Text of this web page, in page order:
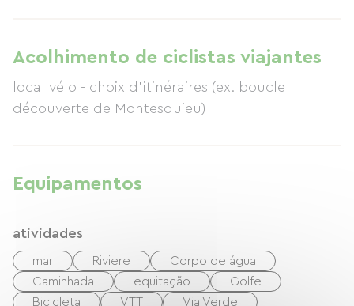
grandes vinhedos de Bordéus, a 40 minutos da
Bacia de Arcachon e do oceano, em uma
pequena vila típica da região, que antes era
uma ilha no Garona. Três salas de estar estão
Acolhimento de ciclistas viajantes
local vélo - choix d'itinéraires (ex. boucle
découverte de Montesquieu)
Equipamentos
atividades
mar Riviere
Corpo de água
Caminhada
equitação
Golfe
Bicicleta
VTT Via Verde